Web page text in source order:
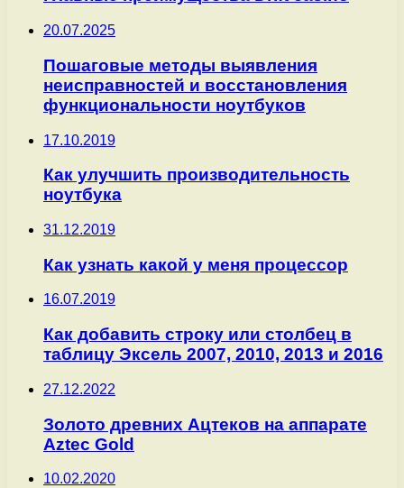
20.07.2025
Пошаговые методы выявления
неисправностей и восстановления
функциональности ноутбуков
17.10.2019
Как улучшить производительность
ноутбука
31.12.2019
Как узнать какой у меня процессор
16.07.2019
Как добавить строку или столбец в
таблицу Эксель 2007, 2010, 2013 и 2016
27.12.2022
Золото древних Ацтеков на аппарате
Aztec Gold
10.02.2020